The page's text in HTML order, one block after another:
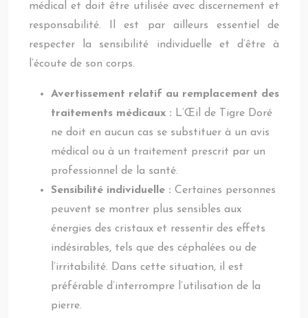
médical et doit être utilisée avec discernement et
responsabilité. Il est par ailleurs essentiel de
respecter la sensibilité individuelle et d’être à
l’écoute de son corps.
Avertissement relatif au remplacement des
traitements médicaux : L’Œil de Tigre Doré
ne doit en aucun cas se substituer à un avis
médical ou à un traitement prescrit par un
professionnel de la santé.
Sensibilité individuelle : Certaines personnes
peuvent se montrer plus sensibles aux
énergies des cristaux et ressentir des effets
indésirables, tels que des céphalées ou de
l’irritabilité. Dans cette situation, il est
préférable d’interrompre l’utilisation de la
pierre.